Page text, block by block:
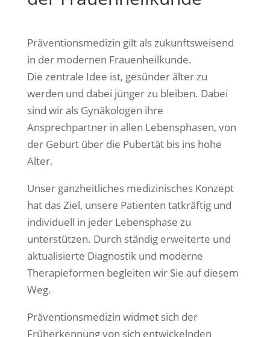
Präventionsmedizin gilt als zukunftsweisend
in der modernen Frauenheilkunde.
Die zentrale Idee ist, gesünder älter zu
werden und dabei jünger zu bleiben. Dabei
sind wir als Gynäkologen ihre
Ansprechpartner in allen Lebensphasen, von
der Geburt über die Pubertät bis ins hohe
Alter.
Unser ganzheitliches medizinisches Konzept
hat das Ziel, unsere Patienten tatkräftig und
individuell in jeder Lebensphase zu
unterstützen. Durch ständig erweiterte und
aktualisierte Diagnostik und moderne
Therapieformen begleiten wir Sie auf diesem
Weg.
Präventionsmedizin widmet sich der
Früherkennung von sich entwickelnden